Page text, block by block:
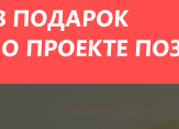
ПОДАРОК
ПРОЕКТЕ